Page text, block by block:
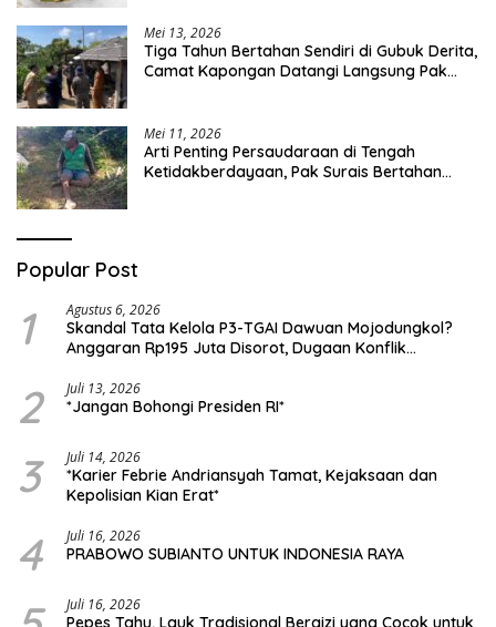
Mei 13, 2026
Tiga Tahun Bertahan Sendiri di Gubuk Derita,
Camat Kapongan Datangi Langsung Pak
Mei 11, 2026
Arti Penting Persaudaraan di Tengah
Ketidakberdayaan, Pak Surais Bertahan
Popular Post
1 Agustus 6, 2026
Skandal Tata Kelola P3-TGAI Dawuan Mojodungkol?
Anggaran Rp195 Juta Disorot, Dugaan Konflik
2 Juli 13, 2026
*Jangan Bohongi Presiden RI*
3 Juli 14, 2026
*Karier Febrie Andriansyah Tamat, Kejaksaan dan
Kepolisian Kian Erat*
4 Juli 16, 2026
PRABOWO SUBIANTO UNTUK INDONESIA RAYA
Juli 16, 2026
Pepes Tahu, Lauk Tradisional Bergizi yang Cocok untuk